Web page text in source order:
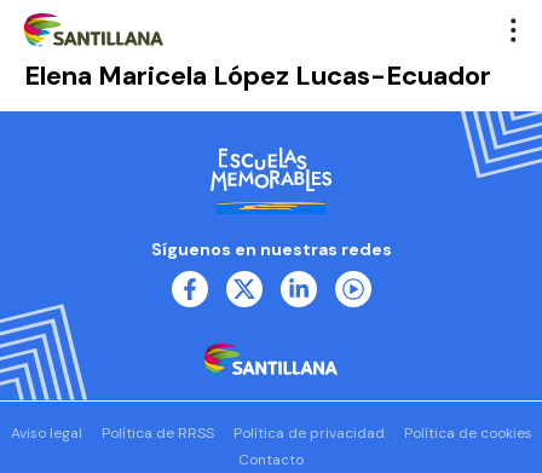
Elena Maricela López Lucas-Ecuador
Síguenos en nuestras redes
Aviso legal Política de RRSS Política de privacidad
Política de cookies
Contacto